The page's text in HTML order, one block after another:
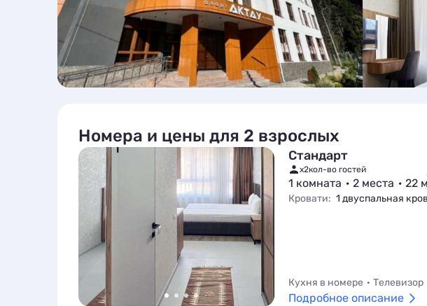
Номера и цены для 2 взрослых
Стандарт
x2кол-во гостей
1 комната 2 места 22 м
Кровати: 1 двуспальная
Кухня в номере Телевизор
Подробное описание